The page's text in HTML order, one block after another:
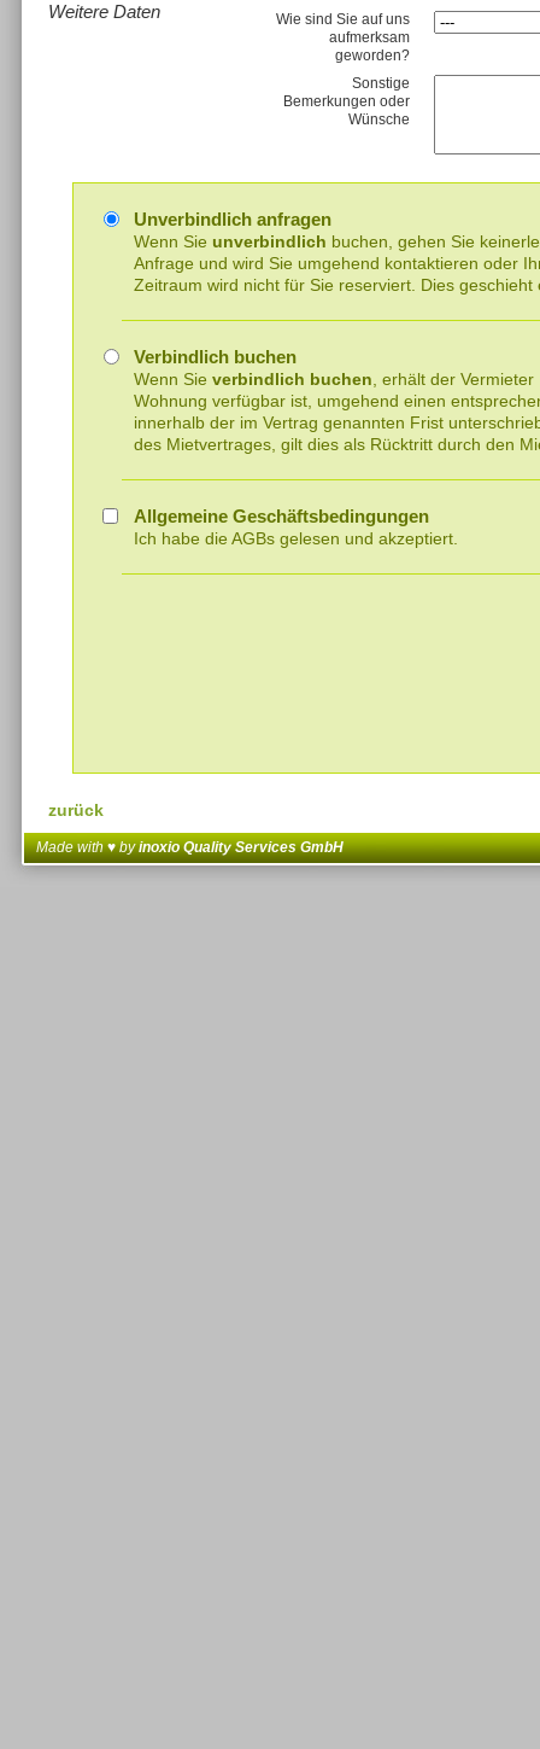
Weitere Daten
Wie sind Sie auf uns
aufmerksam
geworden?
Sonstige
Bemerkungen oder
Wünsche
Unverbindlich anfragen
Wenn Sie unverbindlich buchen, gehen Sie
Anfrage und wird Sie umgehend kontaktieren oder
Zeitraum wird nicht für Sie reserviert. Dies geschieht
Verbindlich buchen
Wenn Sie verbindlich buchen , erhält der
Wohnung verfügbar ist, umgehend einen
innerhalb der im Vertrag genannten Frist
des Mietvertrages, gilt dies als Rücktritt durch den
Allgemeine Geschäftsbedingungen
Ich habe die AGBs gelesen und akzeptiert.
zurück
Made with ♥ byinoxio Quality Services GmbH